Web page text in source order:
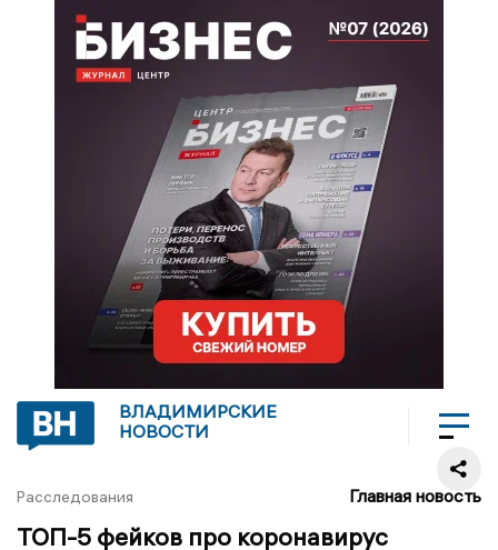
ВЛАДИМИРСКИЕ
НОВОСТИ
Расследования Главная новость
ТОП-5 фейков про коронавирус